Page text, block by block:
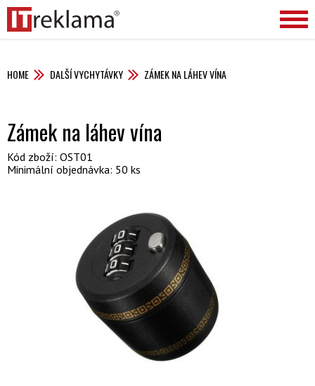
HOME DALŠÍ VYCHYTÁVKY ZÁMEK NA LÁHEV VÍNA
Zámek na láhev vína
Kód zboží: OST01
Minimální objednávka: 50 ks